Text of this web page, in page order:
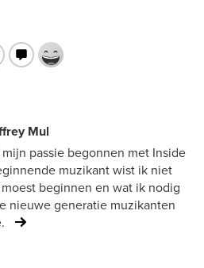
Mul
passie begonnen met Inside
muzikant wist ik niet
beginnen en wat ik nodig
nieuwe generatie muzikanten